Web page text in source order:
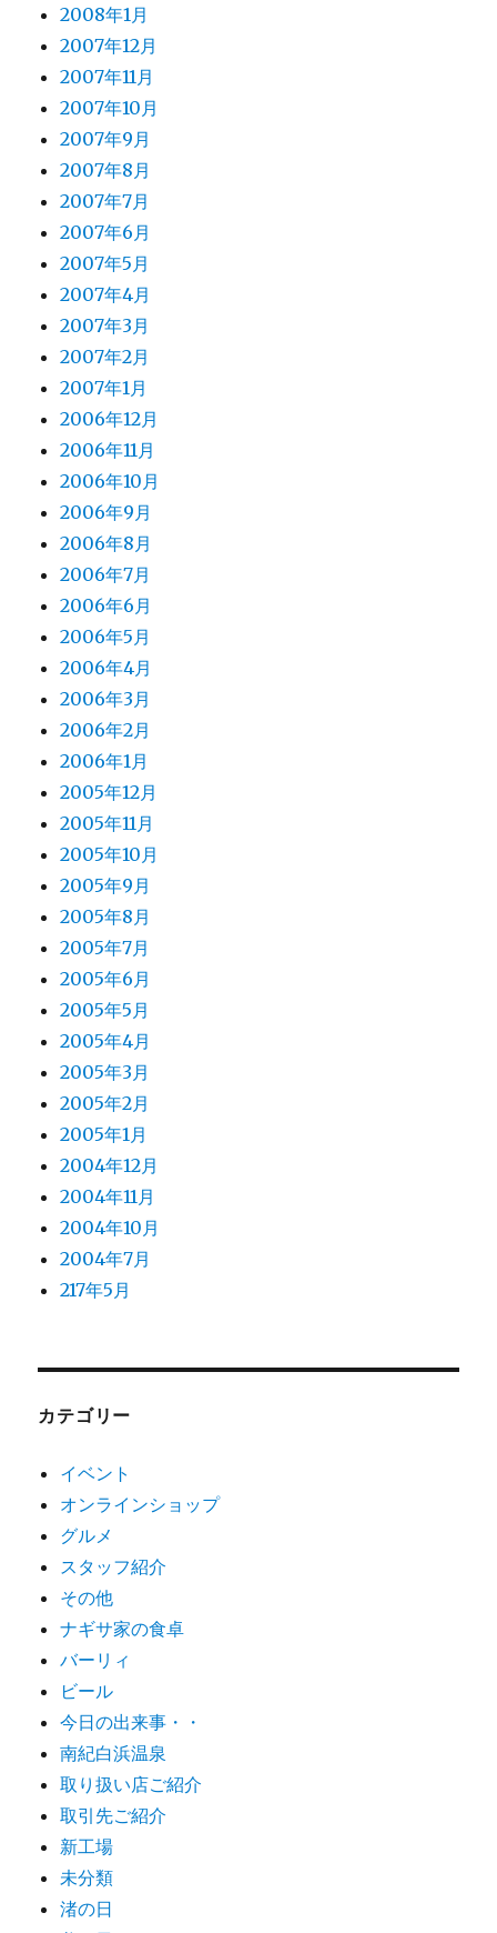
2008年1月
2007年12月
2007年11月
2007年10月
2007年9月
2007年8月
2007年7月
2007年6月
2007年5月
2007年4月
2007年3月
2007年2月
2007年1月
2006年12月
2006年11月
2006年10月
2006年9月
2006年8月
2006年7月
2006年6月
2006年5月
2006年4月
2006年3月
2006年2月
2006年1月
2005年12月
2005年11月
2005年10月
2005年9月
2005年8月
2005年7月
2005年6月
2005年5月
2005年4月
2005年3月
2005年2月
2005年1月
2004年12月
2004年11月
2004年10月
2004年7月
217年5月
カテゴリー
イベント
オンラインショップ
グルメ
スタッフ紹介
その他
ナギサ家の食卓
バーリィ
ビール
今日の出来事・・
南紀白浜温泉
取り扱い店ご紹介
取引先ご紹介
新工場
未分類
渚の日